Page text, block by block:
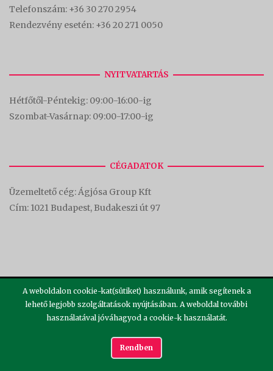
Telefonszám: +36 30 270 2954
Rendezvény esetén: +36 20 271 0050
NYITVATARTÁS
Hétfőtől-Péntekig: 09:00-16:00-ig
Szombat-Vasárnap: 09:00-17:00-ig
CÉGADATOK
Üzemeltető cég: Ágjósa Group Kft
Cím: 1021 Budapest, Budakeszi út 97
Theme bySiteOrigin
A weboldalon cookie-kat(sütiket) használunk, amik segítenek a
lehető legjobb szolgáltatások nyújtásában. A weboldal további
használatával jóváhagyod a cookie-k használatát.
Rendben